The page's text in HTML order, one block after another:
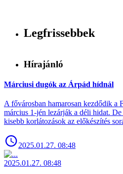
Legfrissebbek
Hírajánló
Márciusi dugók az Árpád hídnál
A fővárosban hamarosan kezdődik a
március 1-jén lezárják a déli hidat.
kisebb korlátozások az előkészítés
2025.01.27. 08:48
2025.01.27. 08:48